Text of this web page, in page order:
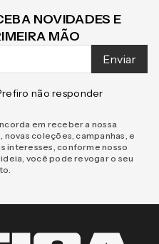
NOVIDADES E
MÃO
Enviar
não responder
em receber a nossa
coleções, campanhas, e
interesses, conforme nosso
ideia, você pode revogar o seu